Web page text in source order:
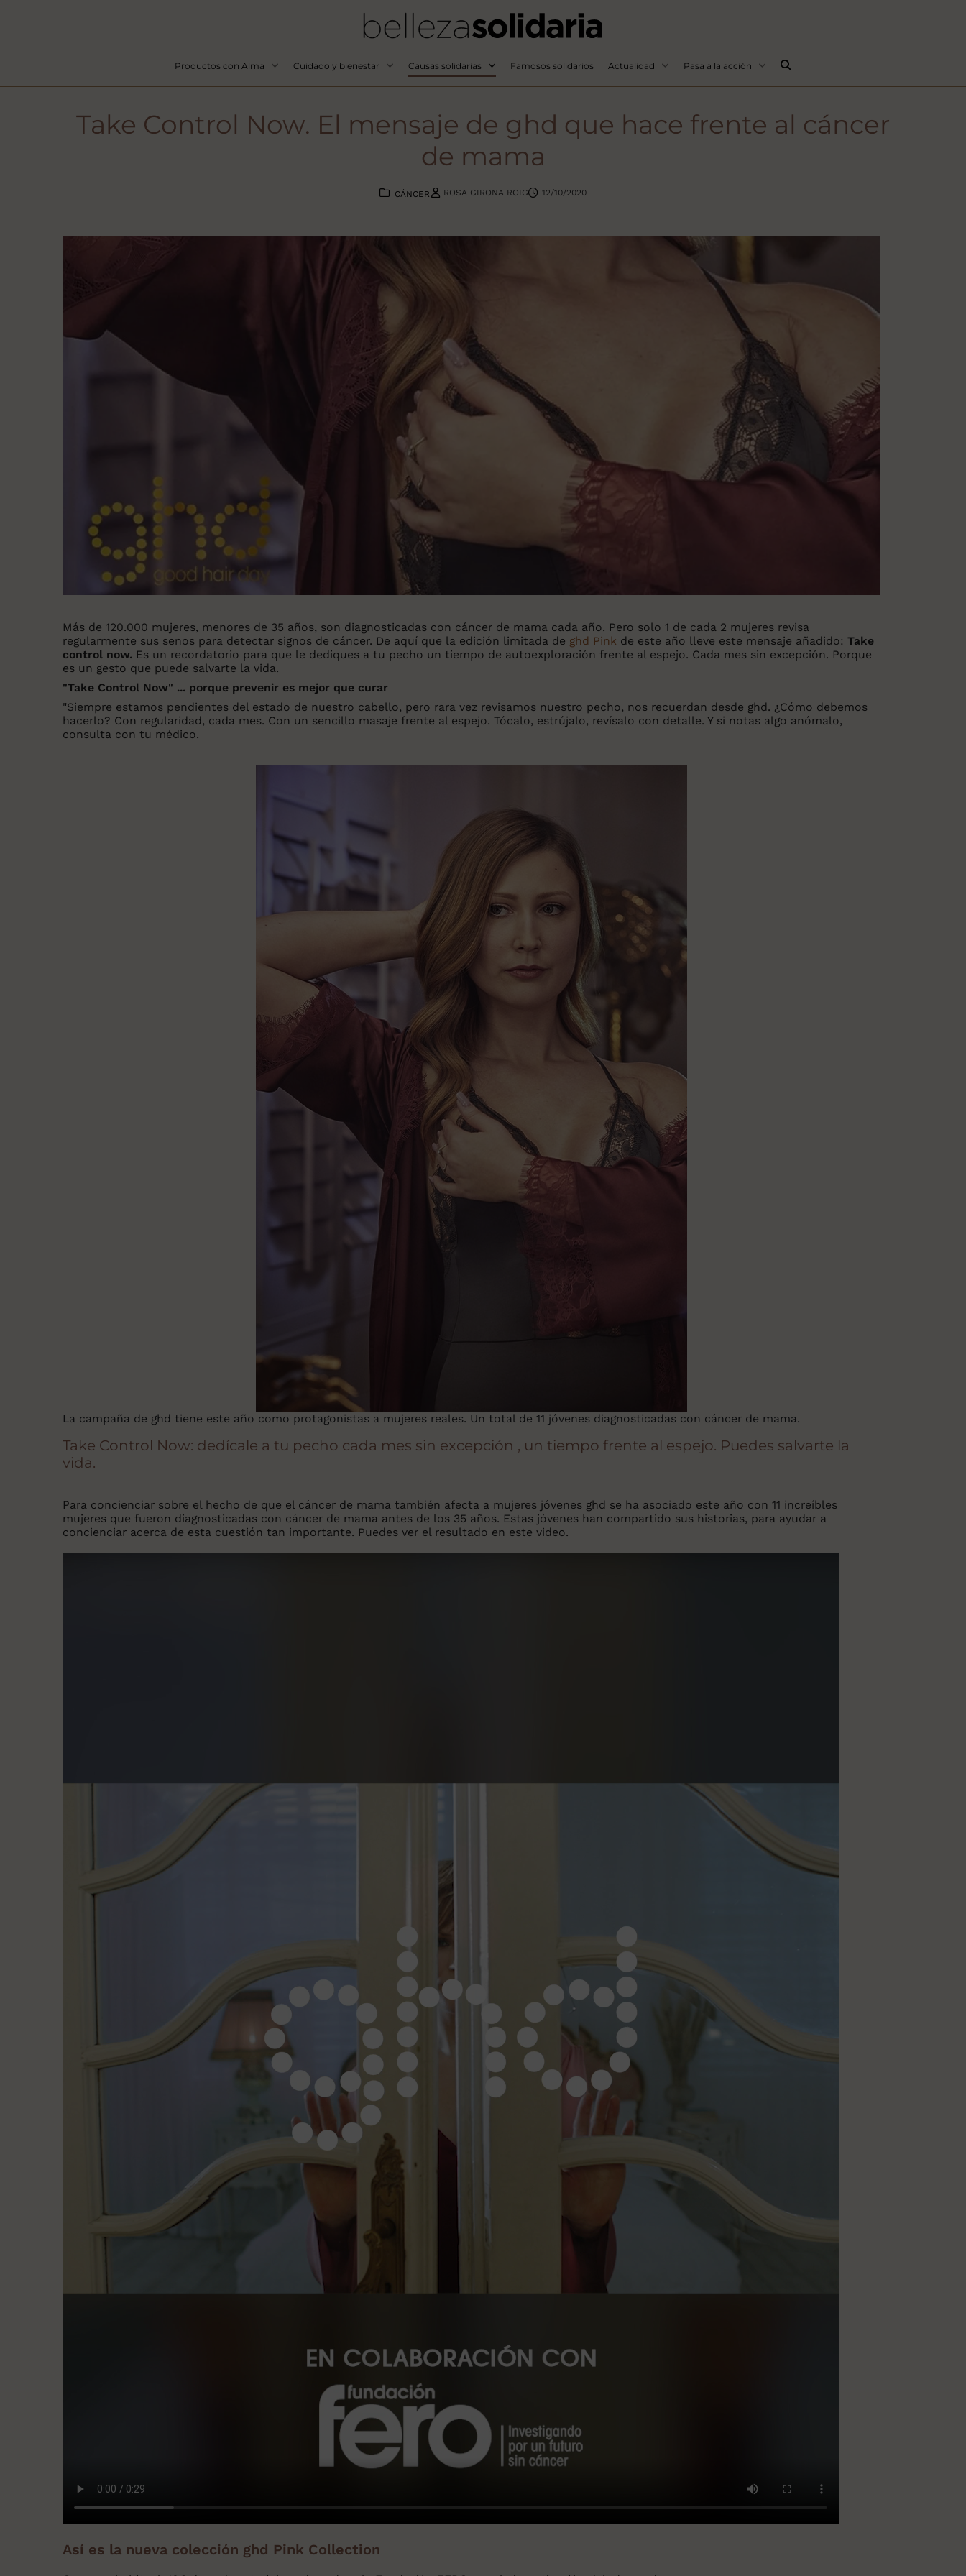
Productos con Alma Cuidado y bienestar Causas solidarias Famosos solidarios Actualidad Pasa a la acción Buscar...
Take Control Now. El mensaje de ghd que hace frente al cáncer
de mama
CÁNCER ROSA GIRONA ROIG 12/10/2020
Más de 120.000 mujeres, menores de 35 años, son diagnosticadas con cáncer de mama cada año. Pero solo 1 de cada 2 mujeres revisa
regularmente sus senos para detectar signos de cáncer. De aquí que la edición limitada de ghd Pink de este año lleve este mensaje añadido: Take
control now. Es un recordatorio para que le dediques a tu pecho un tiempo de autoexploración frente al espejo. Cada mes sin excepción. Porque
es un gesto que puede salvarte la vida.
"Take Control Now" ... porque prevenir es mejor que curar
"Siempre estamos pendientes del estado de nuestro cabello, pero rara vez revisamos nuestro pecho, nos recuerdan desde ghd. ¿Cómo debemos
hacerlo? Con regularidad, cada mes. Con un sencillo masaje frente al espejo. Tócalo, estrújalo, revísalo con detalle. Y si notas algo anómalo,
consulta con tu médico.
La campaña de ghd tiene este año como protagonistas a mujeres reales. Un total de 11 jóvenes diagnosticadas con cáncer de mama.
Take Control Now: dedícale a tu pecho cada mes sin excepción , un tiempo frente al espejo. Puedes salvarte la
vida.
Para concienciar sobre el hecho de que el cáncer de mama también afecta a mujeres jóvenes ghd se ha asociado este año con 11 increíbles
mujeres que fueron diagnosticadas con cáncer de mama antes de los 35 años. Estas jóvenes han compartido sus historias, para ayudar a
concienciar acerca de esta cuestión tan importante. Puedes ver el resultado en este video.
Así es la nueva colección ghd Pink Collection